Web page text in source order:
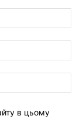
в цьому